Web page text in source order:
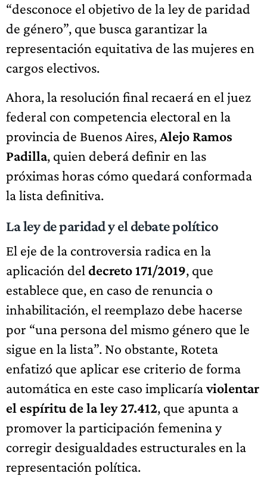
“desconoce el objetivo de la ley de paridad
de género”, que busca garantizar la
representación equitativa de las mujeres en
cargos electivos.
Ahora, la resolución final recaerá en el juez
federal con competencia electoral en la
provincia de Buenos Aires,Alejo Ramos
Padilla, quien deberá definir en las
próximas horas cómo quedará conformada
la lista definitiva.
La ley de paridad y el debate político
El eje de la controversia radica en la
aplicación del decreto 171/2019, que
establece que, en caso de renuncia o
inhabilitación, el reemplazo debe hacerse
por “una persona del mismo género que le
sigue en la lista”. No obstante, Roteta
enfatizó que aplicar ese criterio de forma
automática en este caso implicaríaviolentar
el espíritu de la ley 27.412, que apunta a
promover la participación femenina y
corregir desigualdades estructurales en la
representación política.